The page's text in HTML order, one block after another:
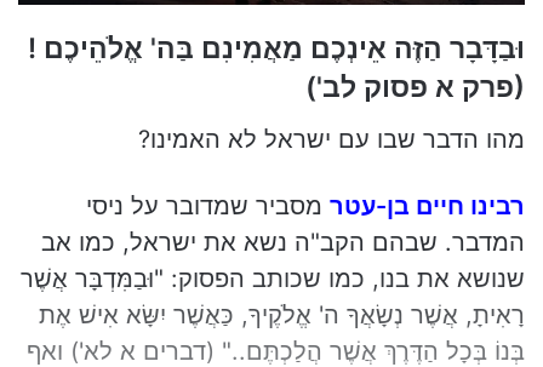
וּבַדָּבָר הַזֶּה אֵינְכֶם מַאֲמִינִם בַּה' אֱלֹהֵיכֶם !
(פרק א פסוק לב')
מהו הדבר שבו עם ישראל לא האמינו?
רבינו חיים בן-עטר מסביר שמדובר על ניסי
המדבר. שבהם הקב"ה נשא את ישראל, כמו אב
שנושא את בנו, כמו שכותב הפסוק: "וּבַמִּדְבָּר אֲשֶׁר
רָאִיתָ, אֲשֶׁר נְשָׂאֲךָ ה' אֱלֹקֶיךָ, כַּאֲשֶׁר יִשָּׂא אִישׁ אֶת
בְּנוֹ בְּכָל הַדֶּרֶךְ אֲשֶׁר הֲלַכְתֶּם.." (דברים א לא') ואף